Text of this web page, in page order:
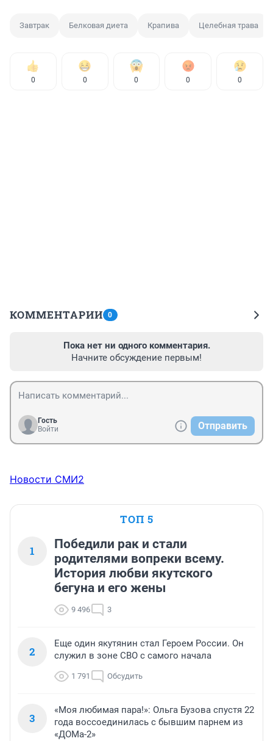
Завтрак Белковая диета Крапива Целебная трава
0 0 0 0 0
КОММЕНТАРИИ 0
Пока нет ни одного комментария.
Начните обсуждение первым!
Гость
Войти
Отправить
Новости СМИ2
ТОП 5
1
Победили рак и стали
родителями вопреки всему.
История любви якутского
бегуна и его жены
9 496 3
2
Еще один якутянин стал Героем России. Он
служил в зоне СВО с самого начала
1 791 Обсудить
3
«Моя любимая пара!»: Ольга Бузова спустя 22
года воссоединилась с бывшим парнем из
«ДОМа-2»